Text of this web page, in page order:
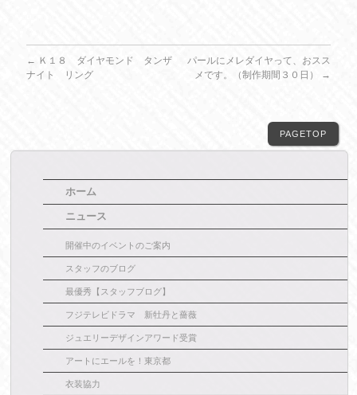
← Ｋ１８ ダイヤモンド タンザ
ナイト リング
パールにメレダイヤって、おスス
メです。（制作期間３０日）
→
PAGETOP
ホーム
ニュース
開催中のイベントのご案内
スタッフのブログ
最優秀【スタッフブログ】
フジテレビドラマ 新牡丹と薔薇
ジュエリーデザインアワード受賞
アートにエールを！東京都
衣装協力